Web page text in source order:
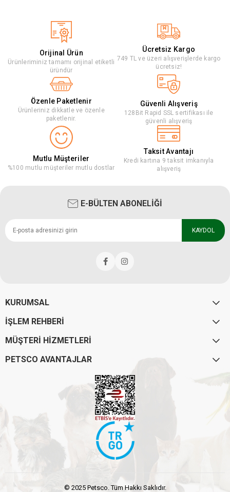
Orijinal Ürün
Ürünleriminiz tamamı orijinal etiketli
üründür
Ücretsiz Kargo
749 TL ve üzeri alışverişlerde kargo
ücretsiz!
Özenle Paketlenir
Ürünleriniz dikkatle ve özenle
paketlenir.
Güvenli Alışveriş
128Bit Rapid SSL sertifikası ile
güvenli alışveriş
Mutlu Müşteriler
%100 mutlu müşteriler mutlu dostlar
Taksit Avantajı
Kredi kartına 9 taksit imkanıyla
alışveriş
E-BÜLTEN ABONELİĞİ
KAYDOL
KURUMSAL
İŞLEM REHBERİ
MÜŞTERİ HİZMETLERİ
PETSCO AVANTAJLAR
© 2025 Petsco. Tüm Hakkı Saklıdır.